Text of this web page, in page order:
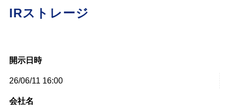
IRストレージ
開示日時
26/06/11 16:00
会社名